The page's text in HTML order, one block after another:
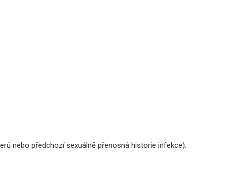
nebo předchozí sexuálně přenosná historie infekce).